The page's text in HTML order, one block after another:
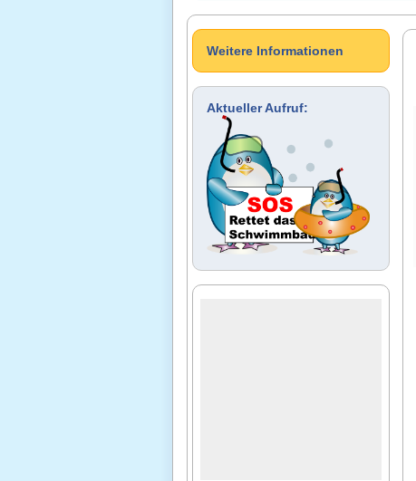
Weitere Informationen
Aktueller Aufruf: